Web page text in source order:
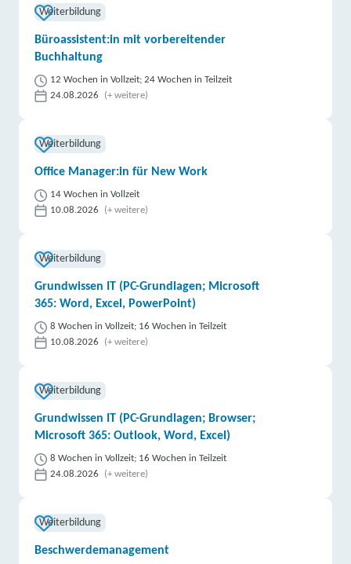
Weiterbildung
Büroassistent:in mit vorbereitender
Buchhaltung
12 Wochen in Vollzeit; 24 Wochen in Teilzeit
24.08.2026
(+ weitere)
Weiterbildung
Office Manager:in für New Work
14 Wochen in Vollzeit
10.08.2026
(+ weitere)
Weiterbildung
Grundwissen IT (PC-Grundlagen; Microsoft
365: Word, Excel, PowerPoint)
8 Wochen in Vollzeit; 16 Wochen in Teilzeit
10.08.2026
(+ weitere)
Weiterbildung
Grundwissen IT (PC-Grundlagen; Browser;
Microsoft 365: Outlook, Word, Excel)
8 Wochen in Vollzeit; 16 Wochen in Teilzeit
24.08.2026
(+ weitere)
Weiterbildung
Beschwerdemanagement